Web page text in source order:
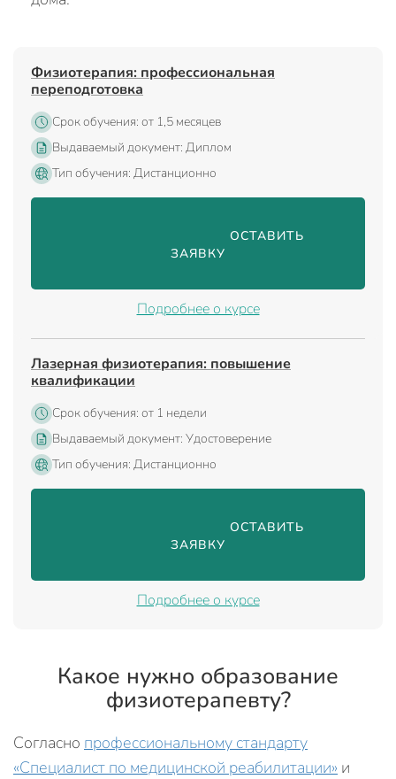
Физиотерапия: профессиональная
переподготовка
Срок обучения: от 1,5 месяцев
Выдаваемый документ: Диплом
Тип обучения: Дистанционно
                                ОСТАВИТЬ
ЗАЯВКУ
Подробнее о курсе
Лазерная физиотерапия: повышение
квалификации
Срок обучения: от 1 недели
Выдаваемый документ: Удостоверение
Тип обучения: Дистанционно
                                ОСТАВИТЬ
ЗАЯВКУ
Подробнее о курсе
Какое нужно образование
физиотерапевту?
Согласно профессиональному стандарту
«Специалист по медицинской реабилитации» и